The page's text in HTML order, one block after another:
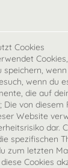
Cookies
speichern,
wenn du
die auf
Die von diesem
Website
dar.
spezifischen
zum letzten
Cookies